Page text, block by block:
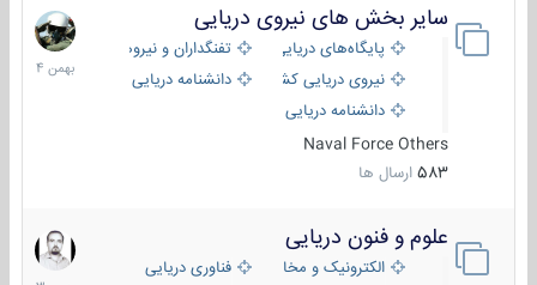
سایر بخش های نیروی دریایی
پایگاه‌های دریایی
تفنگداران و نیروهای ویژه‌ی دریایی
نیروی دریایی کشورهای مختلفدانشنامه دریایی
دانشنامه دریایی کپی
Naval Force Others
583 ارسال ها
22
بهمن
1404
علوم و فنون دریایی
الکترونیک و مخابرات دریاییفناوری دریایی
6
بهمن